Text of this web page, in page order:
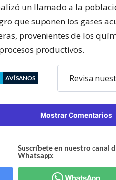
un llamado a la
que suponen los gases
provenientes de los
productivos.
AVÍSANOS Revisa
Mostrar Comentarios
Suscríbete en nuestro canal
Whatsapp: